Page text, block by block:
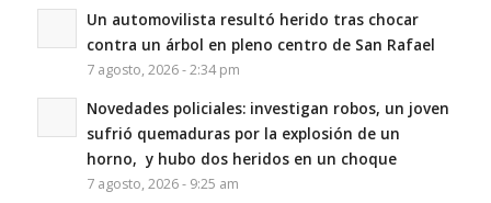
Un automovilista resultó herido tras chocar
contra un árbol en pleno centro de San Rafael
7 agosto, 2026 - 2:34 pm
Novedades policiales: investigan robos, un joven
sufrió quemaduras por la explosión de un
horno, y hubo dos heridos en un choque
7 agosto, 2026 - 9:25 am